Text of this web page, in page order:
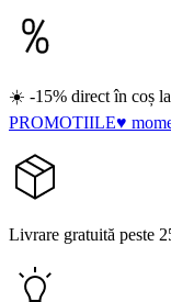
☀️ -15% direct în coș
PROMOTIILE♥
Livrare gratuită peste